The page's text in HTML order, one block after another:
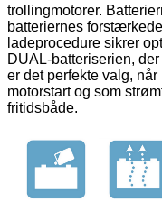
trollingmotorer.
batteriernes
ladeprocedure sikrer
DUAL-batteriserien,
er det perfekte valg,
motorstart og som
fritidsbåde.